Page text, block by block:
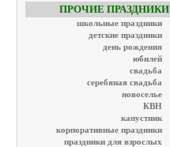
ПРОЧИЕ ПРАЗДНИКИ
школьные праздники
детские праздники
день рождения
юбилей
свадьба
серебяная свадьба
новоселье
КВН
капустник
корпоративные праздники
праздники для взрослых